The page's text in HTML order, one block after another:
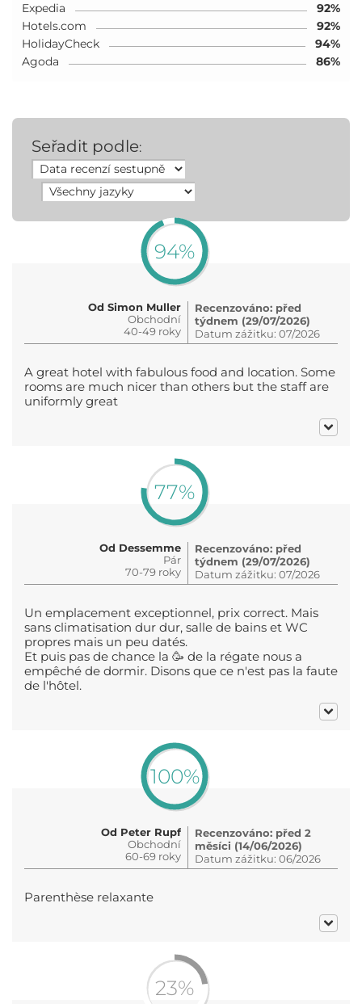
Expedia
92%
Hotels.com
92%
HolidayCheck
94%
Agoda
86%
Seřadit podle:
94%
Od Simon Muller
Obchodní
40-49 roky
Recenzováno: před
týdnem (29/07/2026)
Datum zážitku: 07/2026
A great hotel with fabulous food and location. Some
rooms are much nicer than others but the staff are
uniformly great
77%
Od Dessemme
Pár
70-79 roky
Recenzováno: před
týdnem (29/07/2026)
Datum zážitku: 07/2026
Un emplacement exceptionnel, prix correct. Mais
sans climatisation dur dur, salle de bains et WC
propres mais un peu datés.
Et puis pas de chance la 🥳 de la régate nous a
empêché de dormir. Disons que ce n'est pas la faute
de l'hôtel.
100%
Od Peter Rupf
Obchodní
60-69 roky
Recenzováno: před 2
měsíci (14/06/2026)
Datum zážitku: 06/2026
Parenthèse relaxante
23%